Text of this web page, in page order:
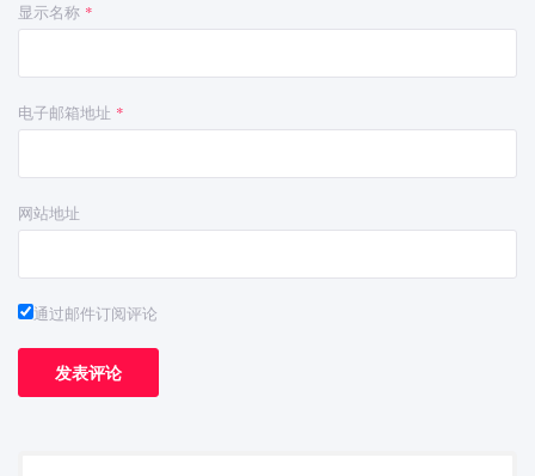
显示名称 *
电子邮箱地址 *
网站地址
通过邮件订阅评论